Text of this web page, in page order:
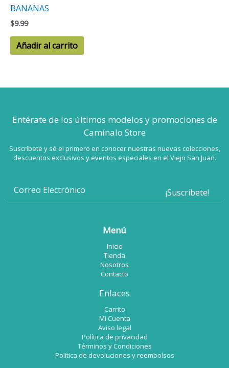
BANANAS
$9.99
Añadir al carrito
Entérate de los últimos modelos y promociones de
Camínalo Store
Suscríbete y sé el primero en conocer nuestras nuevas colecciones,
descuentos exclusivos y eventos especiales en el Viejo San Juan.
Menú
Inicio
Tienda
Nosotros
Contacto
Enlaces
Carrito
Mi Cuenta
Aviso legal
Política de privacidad
Términos y Condiciones
Política de devoluciones y reembolsos